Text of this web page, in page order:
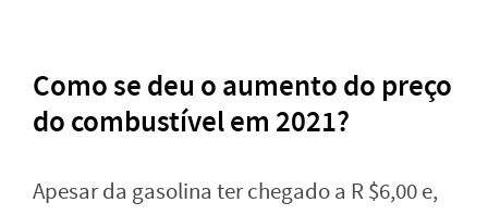
Como se deu o aumento do preço
do combustível em 2021?
Apesar da gasolina ter chegado a R $6,00 e,